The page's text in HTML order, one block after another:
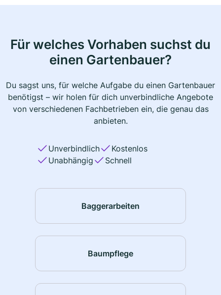
Für welches Vorhaben suchst du
einen Gartenbauer?
Du sagst uns, für welche Aufgabe du einen Gartenbauer
benötigst – wir holen für dich unverbindliche Angebote
von verschiedenen Fachbetrieben ein, die genau das
anbieten.
Unverbindlich
Kostenlos
Unabhängig
Schnell
Baggerarbeiten
Baumpflege